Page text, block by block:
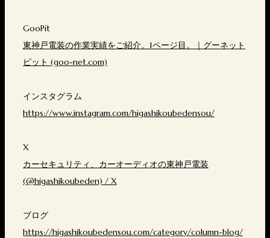
GooPit
東神戸電装の作業実績をご紹介。1ページ目。｜グーネット
ピット (goo-net.com)
インスタグラム
https://www.instagram.com/higashikoubedensou/
X
カーセキュリティ、カーオーディオの東神戸電装
(@higashikoubeden) / X
ブログ
https://higashikoubedensou.com/category/column-blog/